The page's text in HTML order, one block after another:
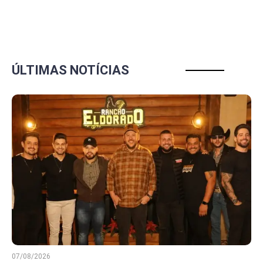
ÚLTIMAS NOTÍCIAS
07/08/2026